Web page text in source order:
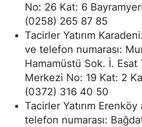
No: 26 Kat: 6
(0258) 265 87 85
Tacirler Yatırım
ve telefon numarası:
Hamamüstü Sok. İ. Esat
Merkezi No: 19 Kat: 2
(0372) 316 40 50
Tacirler Yatırım
telefon numarası: